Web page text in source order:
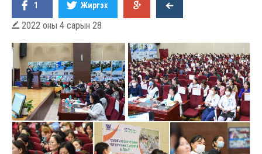
1 Жиргэх
 2022 оны 4 сарын 28